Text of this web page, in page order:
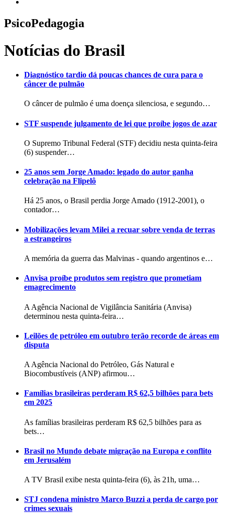
PsicoPedagogia
Notícias do Brasil
Diagnóstico tardio dá poucas chances de cura para o
câncer de pulmão
O câncer de pulmão é uma doença silenciosa, e segundo…
STF suspende julgamento de lei que proíbe jogos de azar
O Supremo Tribunal Federal (STF) decidiu nesta quinta-feira
(6) suspender…
25 anos sem Jorge Amado: legado do autor ganha
celebração na Flipelô
Há 25 anos, o Brasil perdia Jorge Amado (1912-2001), o
contador…
Mobilizações levam Milei a recuar sobre venda de terras
a estrangeiros
A memória da guerra das Malvinas - quando argentinos e…
Anvisa proíbe produtos sem registro que prometiam
emagrecimento
A Agência Nacional de Vigilância Sanitária (Anvisa)
determinou nesta quinta-feira…
Leilões de petróleo em outubro terão recorde de áreas em
disputa
A Agência Nacional do Petróleo, Gás Natural e
Biocombustíveis (ANP) afirmou…
Famílias brasileiras perderam R$ 62,5 bilhões para bets
em 2025
As famílias brasileiras perderam R$ 62,5 bilhões para as
bets…
Brasil no Mundo debate migração na Europa e conflito
em Jerusalém
A TV Brasil exibe nesta quinta-feira (6), às 21h, uma…
STJ condena ministro Marco Buzzi a perda de cargo por
crimes sexuais